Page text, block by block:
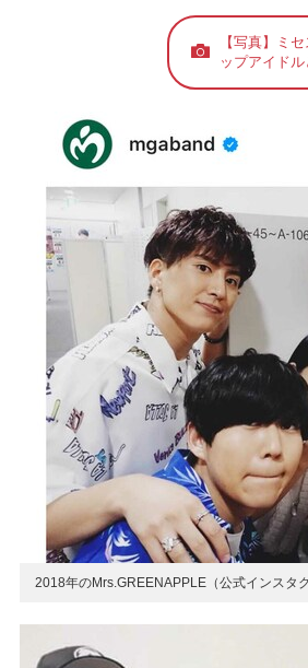
【写真】ミ
ップアイド
2018年のMrs.GREENAPPLE（公式インスタ